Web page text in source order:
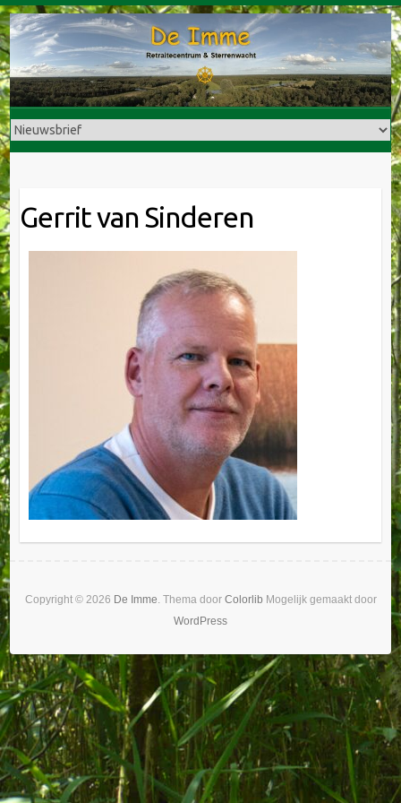
Doorgaan
naar
inhoud
Gerrit van Sinderen
Copyright © 2026 De Imme. Thema door Colorlib Mogelijk gemaakt door
WordPress